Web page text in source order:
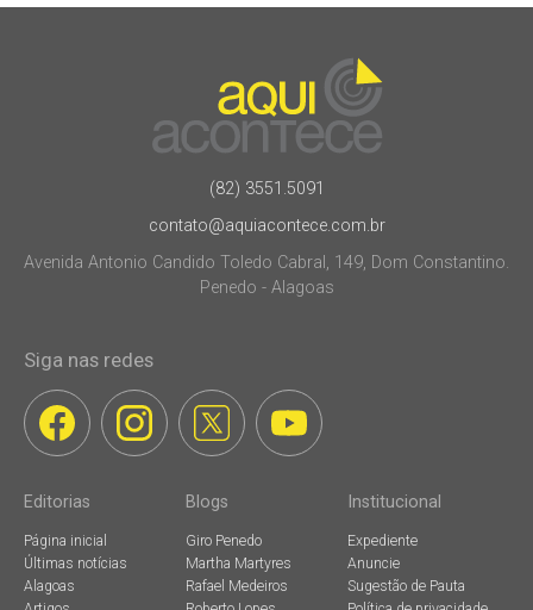
(82) 3551.5091
contato@aquiacontece.com.br
Avenida Antonio Candido Toledo Cabral, 149, Dom Constantino.
Penedo - Alagoas
Siga nas redes
Editorias
Página inicial
Últimas notícias
Alagoas
Blogs
Giro Penedo
Martha Martyres
Rafael Medeiros
Institucional
Expediente
Anuncie
Sugestão de Pauta